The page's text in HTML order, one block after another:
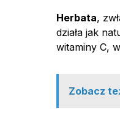
Herbata,
działa jak
witaminy C,
Zobacz